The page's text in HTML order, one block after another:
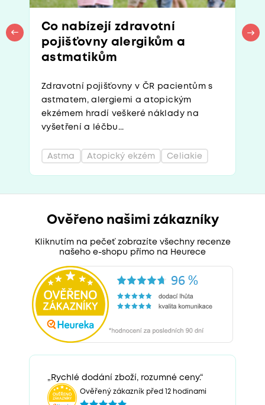
Co nabízejí zdravotní
pojišťovny alergikům a
astmatikům
Zdravotní pojišťovny v ČR pacientům s
astmatem, alergiemi a atopickým
ekzémem hradí veškeré náklady na
vyšetření a léčbu...
Astma Atopický ekzém Celiakie
Ověřeno našimi zákazníky
Kliknutím na pečeť zobrazíte všechny recenze
našeho e-shopu přímo na Heurece
„Rychlé dodání zboží, rozumné ceny.“
Ověřený zákazník před 12 hodinami